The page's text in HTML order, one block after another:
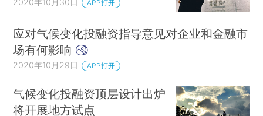
2020年10月30日 APP打开
应对气候变化投融资指导意见对企业和金融市
场有何影响
2020年10月29日 APP打开
气候变化投融资顶层设计出炉
将开展地方试点